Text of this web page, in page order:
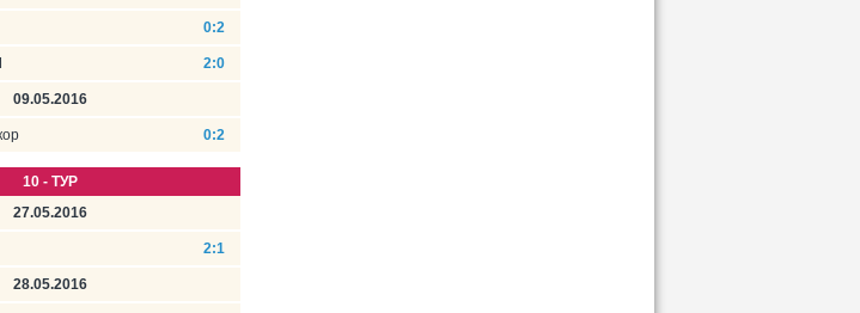
0:2
2:0
09.05.2016
0:2
10 - ТУР
27.05.2016
2:1
28.05.2016